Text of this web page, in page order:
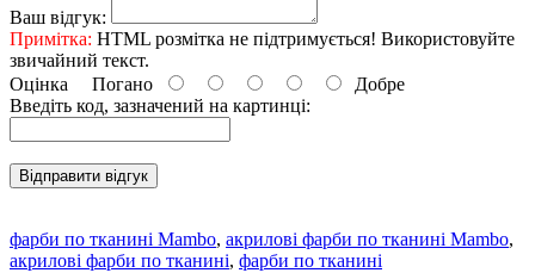
Ваш відгук:
Примітка: HTML розмітка не підтримується! Використовуйте
звичайний текст.
Оцінка Погано
Добре
Введіть код, зазначений на картинці:
Відправити відгук
фарби по тканині Mambo, акрилові фарби по тканині Mambo,
акрилові фарби по тканині, фарби по тканині